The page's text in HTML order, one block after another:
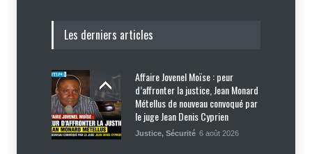
Les derniers articles
Affaire Jovenel Moïse : peur
d’affronter la justice, Jean Monard
Métellus de nouveau convoqué par
le juge Jean Denis Cyprien
Justice, Sécurité 6 août 2026